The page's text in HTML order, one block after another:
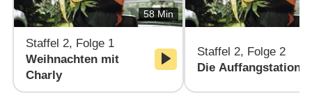
58 Min
Staffel 2, Folge 1
Weihnachten mit
Charly
Staffel 2, Folge 2
Die Auffangstation